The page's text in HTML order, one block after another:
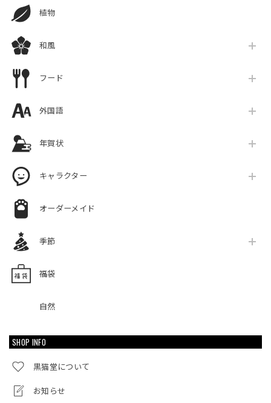
植物
和風
フード
外国語
年賀状
キャラクター
オーダーメイド
季節
福袋
自然
SHOP INFO
黒猫堂について
お知らせ